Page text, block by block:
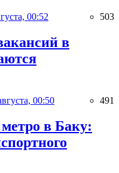
00:52 503
в
00:50 491
в Баку: